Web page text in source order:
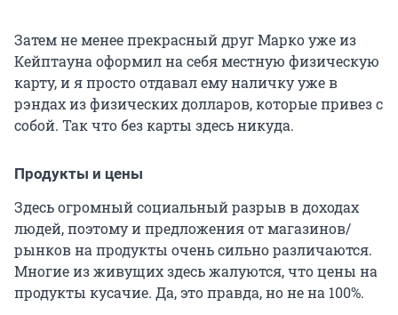
Затем не менее прекрасный друг Марко уже из
Кейптауна оформил на себя местную физическую
карту, и я просто отдавал ему наличку уже в
рэндах из физических долларов, которые привез с
собой. Так что без карты здесь никуда.
Продукты и цены
Здесь огромный социальный разрыв в доходах
людей, поэтому и предложения от магазинов/
рынков на продукты очень сильно различаются.
Многие из живущих здесь жалуются, что цены на
продукты кусачие. Да, это правда, но не на 100%.